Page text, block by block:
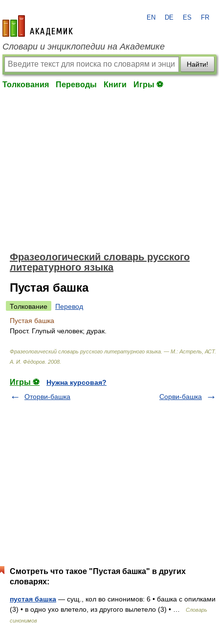
academic.ru
EN DE ES FR
Словари и энциклопедии на Академике
Найти!
Толкования Переводы Книги Игры ⚽
Фразеологический словарь русского
литературного языка
Пустая башка
Толкование
Перевод
Пустая башка
Прост. Глупый человек; дурак.
Фразеологический словарь русского литературного языка. — М.: Астрель, АСТ.
А. И. Фёдоров 2008
Игры ⚽
Нужна курсовая?
Оторви-башка
Сорви-башка
Смотреть что такое "Пустая башка" в других
словарях:
пустая башка — сущ., кол во синонимов: 6 • башка с опилками
(3) • в одно ухо влетело, из другого вылетело (3) • …
Словарь
синонимов